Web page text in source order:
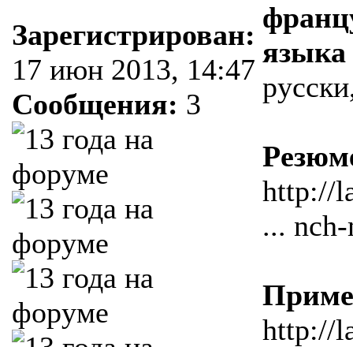
Зарегистрирован:
17 июн 2013, 14:47
Сообщения: 3
http://
...
http://